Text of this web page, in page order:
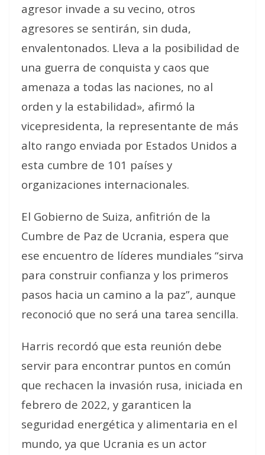
agresor invade a su vecino, otros
agresores se sentirán, sin duda,
envalentonados. Lleva a la posibilidad de
una guerra de conquista y caos que
amenaza a todas las naciones, no al
orden y la estabilidad», afirmó la
vicepresidenta, la representante de más
alto rango enviada por Estados Unidos a
esta cumbre de 101 países y
organizaciones internacionales.
El Gobierno de Suiza, anfitrión de la
Cumbre de Paz de Ucrania, espera que
ese encuentro de líderes mundiales “sirva
para construir confianza y los primeros
pasos hacia un camino a la paz”, aunque
reconoció que no será una tarea sencilla.
Harris recordó que esta reunión debe
servir para encontrar puntos en común
que rechacen la invasión rusa, iniciada en
febrero de 2022, y garanticen la
seguridad energética y alimentaria en el
mundo, ya que Ucrania es un actor